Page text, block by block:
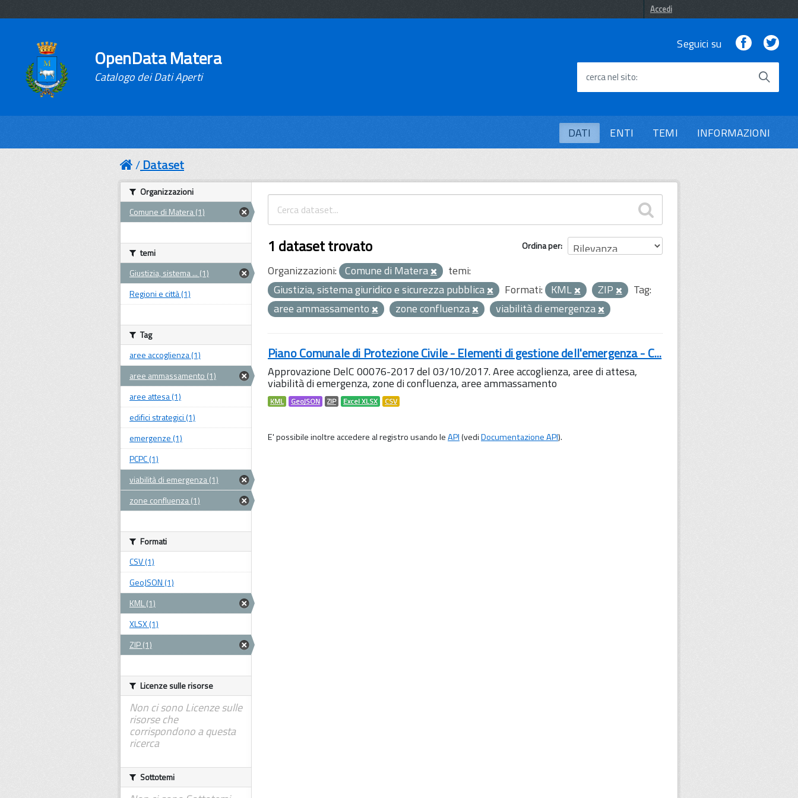
Accedi
OpenData Matera
Catalogo dei Dati Aperti
Seguici su Facebook
cerca nel sito
DATI ENTI TEMI INFORMAZIONI
Dataset
Ordina per
1 dataset trovato
Organizzazioni: Comune di Matera
temi:
Giustizia, sistema giuridico e sicurezza pubblica
Formati: KML ZIP
Tag:
aree ammassamento
zone confluenza viabilità di emergenza
Piano Comunale di Protezione Civile - Elementi di gestione dell'emergenza - C...
Approvazione DelC 00076-2017 del 03/10/2017. Aree accoglienza, aree di attesa,
viabilità di emergenza, zone di confluenza, aree ammassamento
KML GeoJSON ZIP Excel XLSX CSV
E' possibile inoltre accedere al registro usando leAPI(vediDocumentazione API).
Organizzazioni
Comune di Matera (1)
temi
Giustizia, sistema ... (1)
Regioni e città (1)
Tag
aree accoglienza (1)
aree ammassamento (1)
aree attesa (1)
edifici strategici (1)
emergenze (1)
PCPC (1)
viabilità di emergenza (1)
zone confluenza (1)
Formati
CSV (1)
GeoJSON (1)
KML (1)
XLSX (1)
ZIP (1)
Licenze sulle risorse
Non ci sono Licenze sulle
risorse che
corrispondono a questa
ricerca
Sottotemi